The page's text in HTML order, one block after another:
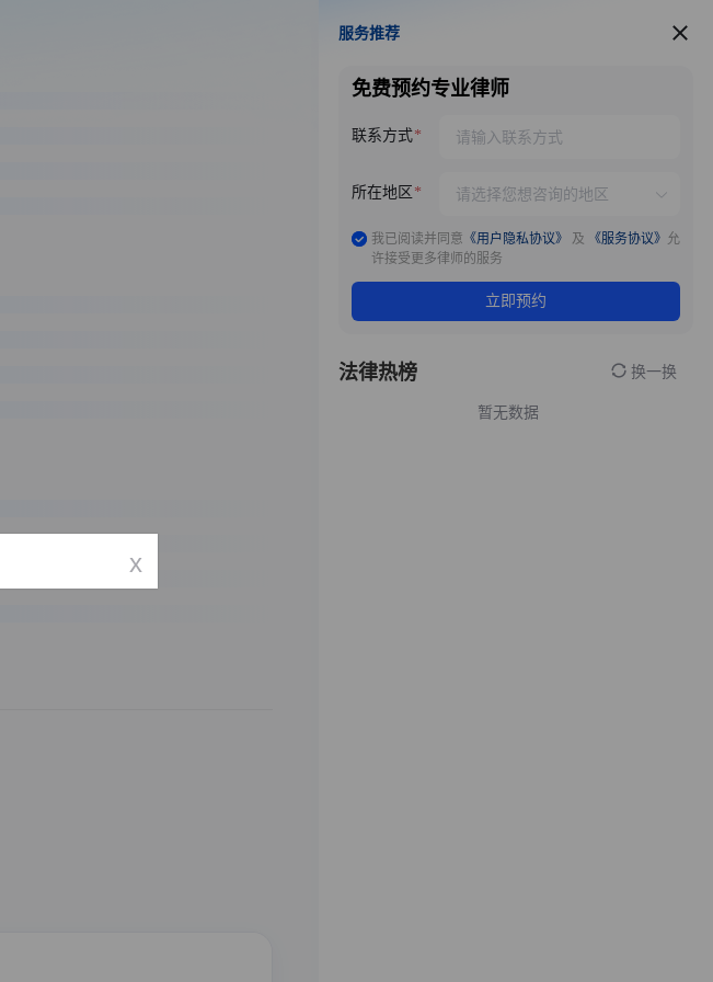
服务推荐
服务推荐
免费预约专业律师
联系方式
所在地区
我已阅读并同意 《用户隐私协议》 及 《服务协议》 允
许接受更多律师的服务
立即预约
法律热榜 换一换
暂无数据
x